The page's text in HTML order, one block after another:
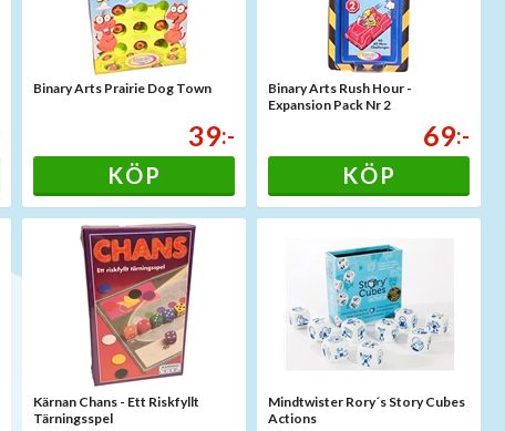
Binary Arts Prairie Dog Town
39:-
KÖP
Binary Arts Rush Hour -
Expansion Pack Nr 2
69:-
KÖP
Kärnan Chans - Ett Riskfyllt
Tärningsspel
Mindtwister Rory´s Story Cubes
Actions